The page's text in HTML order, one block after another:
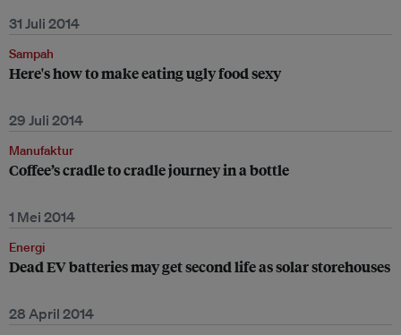
31 Juli 2014
Sampah
Here's how to make eating ugly food sexy
29 Juli 2014
Manufaktur
Coffee’s cradle to cradle journey in a bottle
1 Mei 2014
Energi
Dead EV batteries may get second life as solar storehouses
28 April 2014